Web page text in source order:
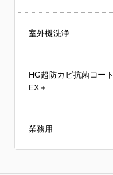
室外機洗浄
HG超防カビ抗菌コート
EX＋
業務用